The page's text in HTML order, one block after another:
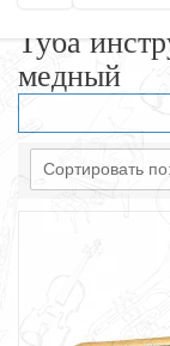
Туба
медный
Сортировать по: